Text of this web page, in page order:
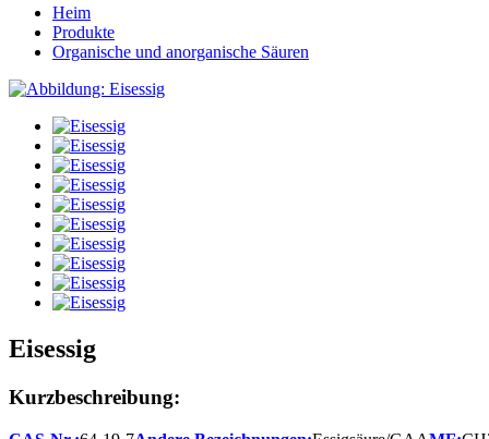
Heim
Produkte
Organische und anorganische Säuren
Eisessig
Kurzbeschreibung: